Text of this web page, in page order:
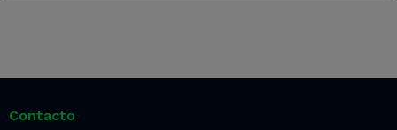
Contacto